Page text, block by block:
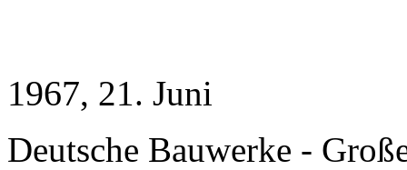
1967, 21. Juni
Deutsche Bauwerke -